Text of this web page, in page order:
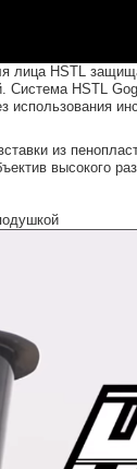
лица HSTL
HSTL
использования
из
высокого